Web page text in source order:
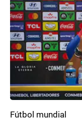
Fútbol mundial